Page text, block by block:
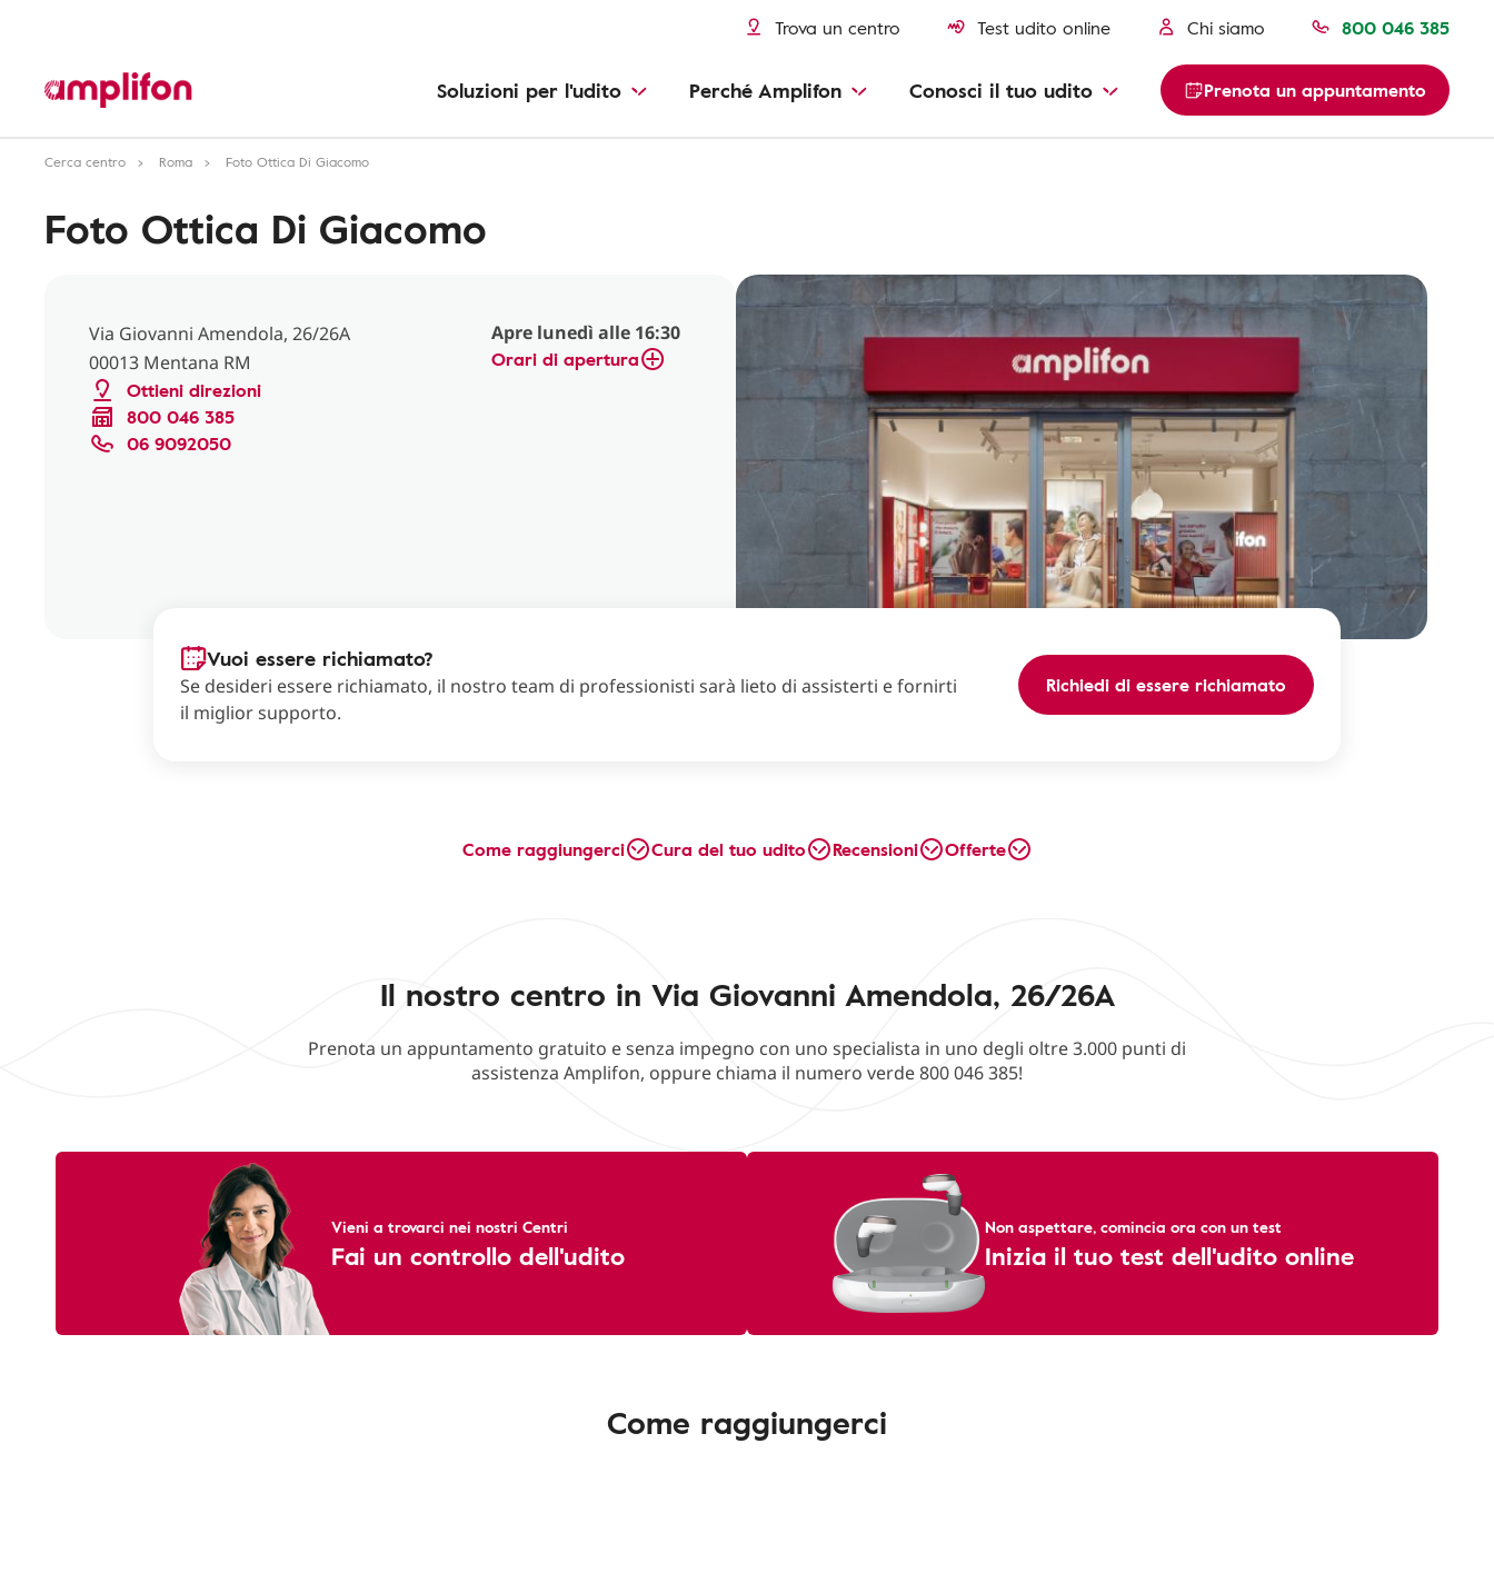
Trova un centro Test udito online Chi siamo 800 046 385
Soluzioni per l'udito Perché Amplifon Conosci il tuo udito Prenota un appuntamento
Cerca centro Roma Foto Ottica Di Giacomo
Foto Ottica Di Giacomo
Via Giovanni Amendola, 26/26A
00013 Mentana RM
Ottieni direzioni
800 046 385
06 9092050
Apre lunedì alle 16:30
Orari di apertura
Vuoi essere richiamato?
Se desideri essere richiamato, il nostro team di professionisti sarà lieto di assisterti e fornirti
il miglior supporto.
Richiedi di essere richiamato
Come raggiungerci Cura del tuo udito Recensioni Offerte
Il nostro centro in Via Giovanni Amendola, 26/26A
Prenota un appuntamento gratuito e senza impegno con uno specialista in uno degli oltre 3.000 punti di
assistenza Amplifon, oppure chiama il numero verde 800 046 385!
Vieni a trovarci nei nostri Centri
Fai un controllo dell'udito
Non aspettare, comincia ora con un test
Inizia il tuo test dell'udito online
Come raggiungerci